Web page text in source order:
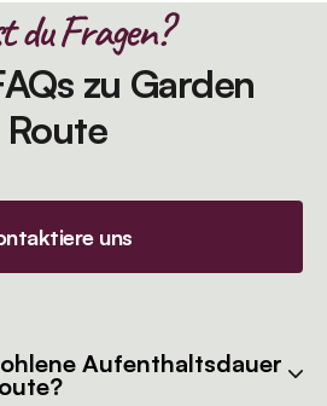
du Fragen?
zu Garden
Route
uns
Aufenthaltsdauer